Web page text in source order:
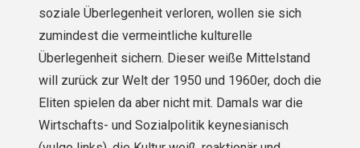
soziale Überlegenheit verloren, wollen sie sich
zumindest die vermeintliche kulturelle
Überlegenheit sichern. Dieser weiße Mittelstand
will zurück zur Welt der 1950 und 1960er, doch die
Eliten spielen da aber nicht mit. Damals war die
Wirtschafts- und Sozialpolitik keynesianisch